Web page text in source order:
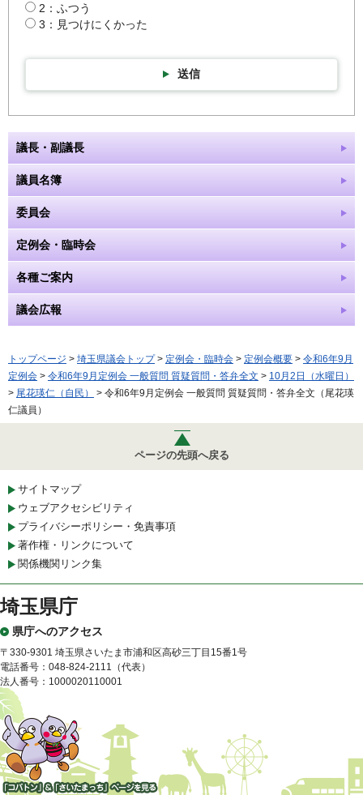
2：ふつう
3：見つけにくかった
送信
議長・副議長
議員名簿
委員会
定例会・臨時会
各種ご案内
議会広報
トップページ > 埼玉県議会トップ> 定例会・臨時会 > 定例会概要 > 令和6年9月
定例会 > 令和6年9月定例会 一般質問 質疑質問・答弁全文 > 10月2日（水曜日）
> 尾花瑛仁（自民）
> 令和6年9月定例会 一般質問 質疑質問・答弁全文（尾花瑛
仁議員）
ページの先頭へ戻る
サイトマップ
ウェブアクセシビリティ
プライバシーポリシー・免責事項
著作権・リンクについて
関係機関リンク集
埼玉県庁
県庁へのアクセス
〒330-9301 埼玉県さいたま市浦和区高砂三丁目15番1号
電話番号：048-824-2111（代表）
法人番号：1000020110001
「コバトン」&「さいたまっ